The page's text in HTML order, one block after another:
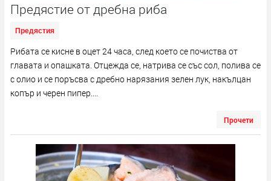
Предястие от дребна риба
Предястия
Рибата се кисне в оцет 24 часа, след което се почиства от
главата и опашката. Отцежда се, натрива се със сол, полива се
с олио и се поръсва с дребно нарязания зелен лук, накълцан
копър и черен пипер....
Прочети